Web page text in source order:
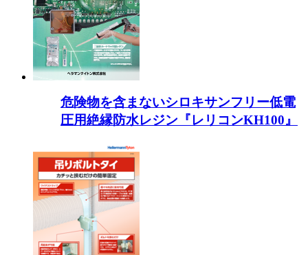
危険物を含まないシロキサンフリー低電
圧用絶縁防水レジン『レリコンKH100』